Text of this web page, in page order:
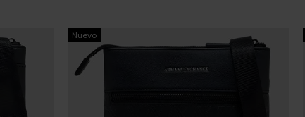
Nuevo